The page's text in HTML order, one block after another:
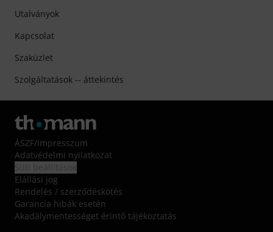
Utalványok
Kapcsolat
Szaküzlet
Szolgáltatások -- áttekintés
ÁSZF/Impresszum
Adatvédelmi nyilatkozat
Elállási jog
Rendelés / szerződéskötés
Garancia hibák esetén
Akadálymentességet érintő tájékoztatás